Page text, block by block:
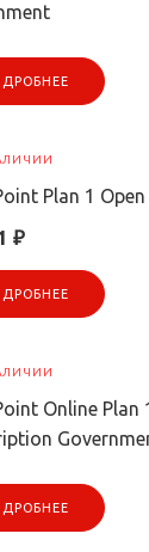
Plan 1
₽
Online Plan